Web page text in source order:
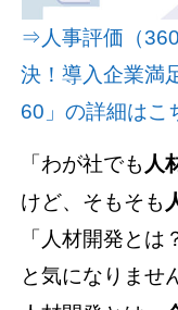
⇒人事評価（
決！導入企業満
60」の詳細はこ
「わが社でも 人
けど、そもそも
「人材開発とは
と気になりませ